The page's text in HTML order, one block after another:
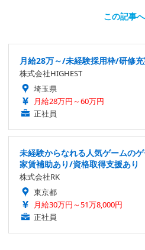
この記事
月給28万～/未経験採用枠/研修
株式会社HIGHEST
埼玉県
月給28万円～60万円
正社員
未経験からなれる人気ゲームの
家賃補助あり/資格取得支援あり
株式会社RK
東京都
月給30万円～51万8,000円
正社員